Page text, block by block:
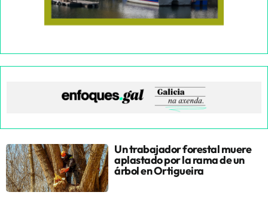
Un trabajador forestal muere
aplastado por la rama de un
árbol en Ortigueira